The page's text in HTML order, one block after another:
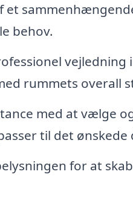
et
behov.
vejledning
rummets overall
med at vælge
til det ønskede
for at